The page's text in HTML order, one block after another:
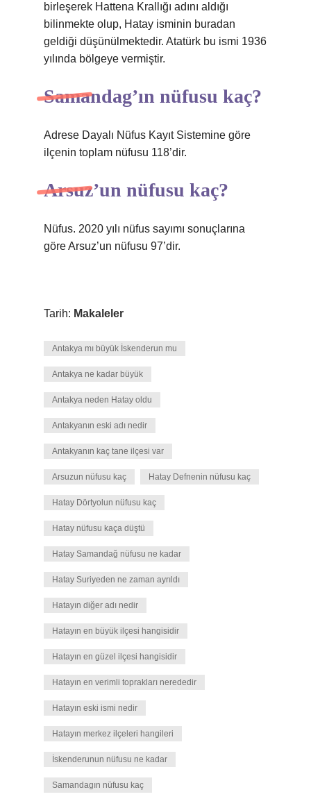
birleşerek Hattena Krallığı adını aldığı
bilinmekte olup, Hatay isminin buradan
geldiği düşünülmektedir. Atatürk bu ismi 1936
yılında bölgeye vermiştir.
Samandag’ın nüfusu kaç?
Adrese Dayalı Nüfus Kayıt Sistemine göre
ilçenin toplam nüfusu 118’dir.
Arsuz’un nüfusu kaç?
Nüfus. 2020 yılı nüfus sayımı sonuçlarına
göre Arsuz’un nüfusu 97’dir.
Tarih: Makaleler
Antakya mı büyük İskenderun mu
Antakya ne kadar büyük
Antakya neden Hatay oldu
Antakyanın eski adı nedir
Antakyanın kaç tane ilçesi var
Arsuzun nüfusu kaç Hatay Defnenin nüfusu kaç
Hatay Dörtyolun nüfusu kaç
Hatay nüfusu kaça düştü
Hatay Samandağ nüfusu ne kadar
Hatay Suriyeden ne zaman ayrıldı
Hatayın diğer adı nedir
Hatayın en büyük ilçesi hangisidir
Hatayın en güzel ilçesi hangisidir
Hatayın en verimli toprakları nerededir
Hatayın eski ismi nedir
Hatayın merkez ilçeleri hangileri
İskenderunun nüfusu ne kadar
Samandagın nüfusu kaç